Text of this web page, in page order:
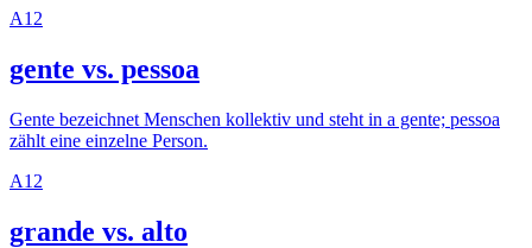
A1 2
gente vs. pessoa
Gente bezeichnet Menschen kollektiv und steht in a gente; pessoa
zählt eine einzelne Person.
A1 2
grande vs. alto